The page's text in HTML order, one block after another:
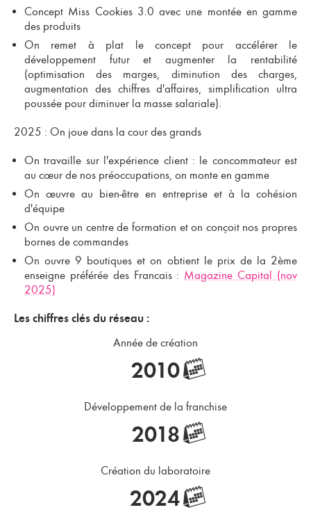
Concept Miss Cookies 3.0 avec une montée en gamme
des produits
On remet à plat le concept pour accélérer le
développement futur et augmenter la rentabilité
(optimisation des marges, diminution des charges,
augmentation des chiffres d'affaires, simplification ultra
poussée pour diminuer la masse salariale).
2025 : On joue dans la cour des grands
On travaille sur l'expérience client : le concommateur est
au cœur de nos préoccupations, on monte en gamme
On œuvre au bien-être en entreprise et à la cohésion
d'équipe
On ouvre un centre de formation et on conçoit nos propres
bornes de commandes
On ouvre 9 boutiques et on obtient le prix de la 2ème
enseigne préférée des Francais : Magazine Capital (nov
2025)
Les chiffres clés du réseau :
Année de création
2010
Développement de la franchise
2018
Création du laboratoire
2024